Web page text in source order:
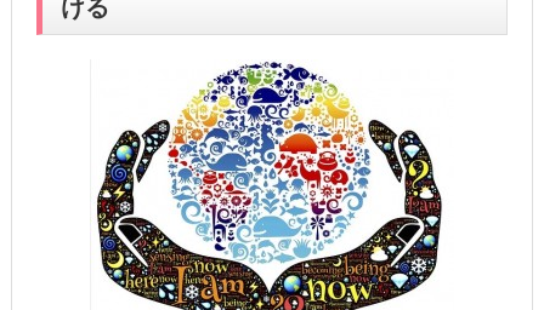
ける